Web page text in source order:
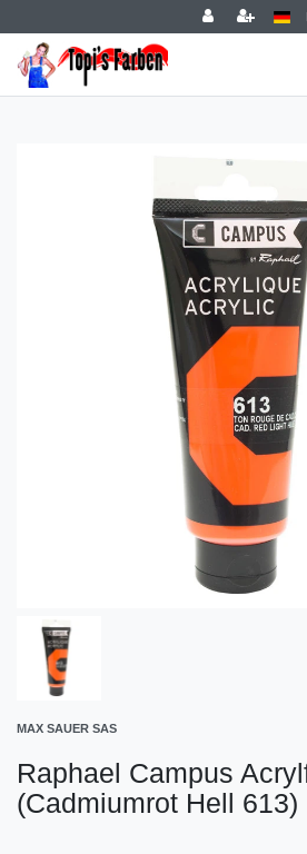
MAX SAUER SAS
Raphael Campus
(Cadmiumrot Hell 613)